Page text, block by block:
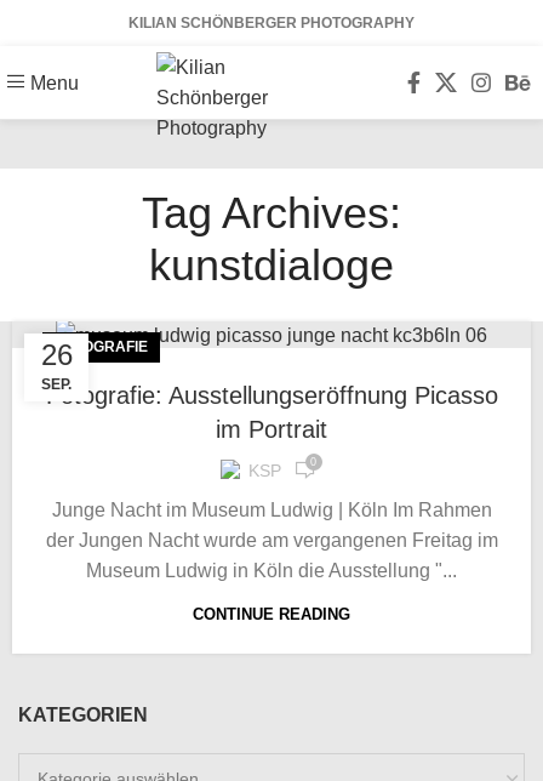
KILIAN SCHÖNBERGER PHOTOGRAPHY
Menu
Tag Archives:
kunstdialoge
26
SEP.
FOTOGRAFIE
Fotografie: Ausstellungseröffnung Picasso
im Portrait
KSP 0
Junge Nacht im Museum Ludwig | Köln Im Rahmen
der Jungen Nacht wurde am vergangenen Freitag im
Museum Ludwig in Köln die Ausstellung "...
CONTINUE READING
KATEGORIEN
Kategorien